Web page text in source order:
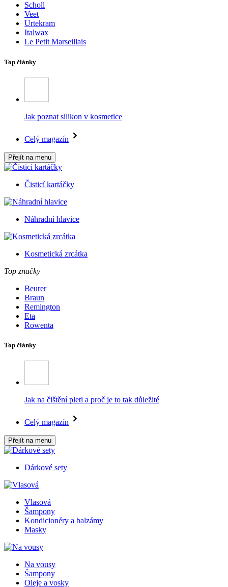
Scholl
Veet
Urtekram
Italwax
Le Petit Marseillais
Top články
Jak poznat silikon v kosmetice
Celý magazín
Přejít na menu
Čisticí kartáčky
Náhradní hlavice
Kosmetická zrcátka
Top značky
Beurer
Braun
Remington
Eta
Rowenta
Top články
Jak na čištění pleti a proč je to tak důležité
Celý magazín
Přejít na menu
Dárkové sety
Vlasová
Šampony
Kondicionéry a balzámy
Masky
Na vousy
Šampony
Oleje a vosky